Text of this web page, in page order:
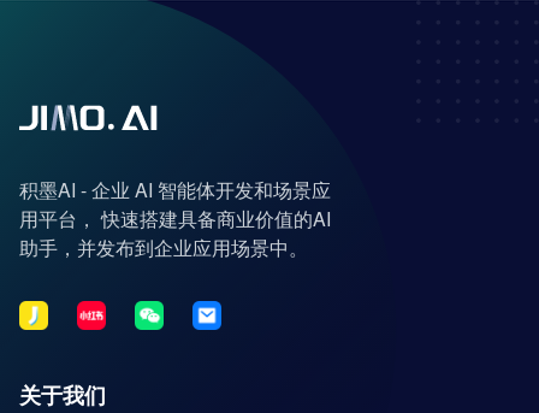
积墨AI - 企业 AI 智能体开发和场景应
用平台， 快速搭建具备商业价值的AI
助手，并发布到企业应用场景中。
关于我们